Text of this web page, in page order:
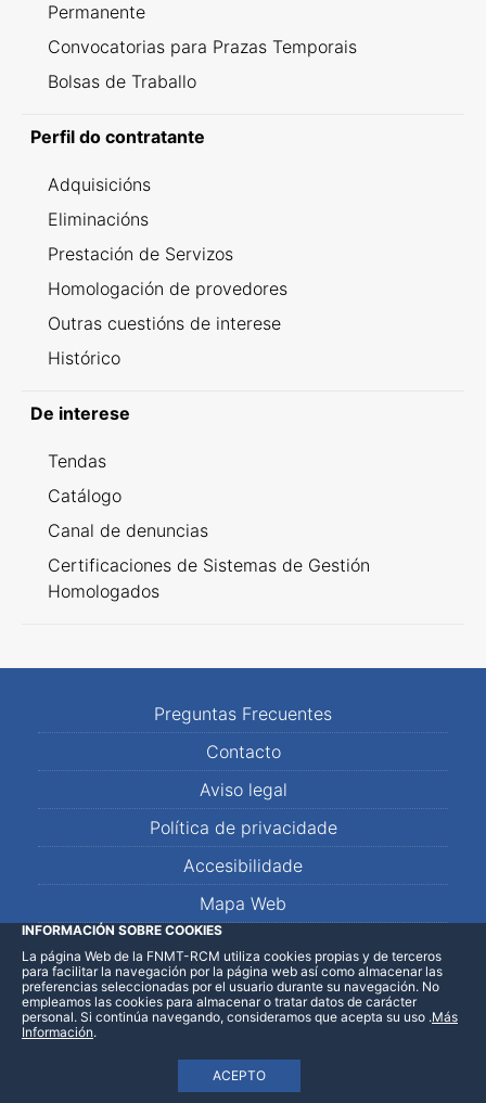
Permanente
Convocatorias para Prazas Temporais
Bolsas de Traballo
Perfil do contratante
Adquisicións
Eliminacións
Prestación de Servizos
Homologación de provedores
Outras cuestións de interese
Histórico
De interese
Tendas
Catálogo
Canal de denuncias
Certificaciones de Sistemas de Gestión
Homologados
Preguntas Frecuentes
Contacto
Aviso legal
Política de privacidade
Accesibilidade
Mapa Web
LinkedInFacebookWhatsApp
INFORMACIÓN SOBRE COOKIES
La página Web de la FNMT-RCM utiliza cookies propias y de terceros
para facilitar la navegación por la página web así como almacenar las
preferencias seleccionadas por el usuario durante su navegación. No
empleamos las cookies para almacenar o tratar datos de carácter
personal. Si continúa navegando, consideramos que acepta su uso
ACEPTO
.Más
Información.